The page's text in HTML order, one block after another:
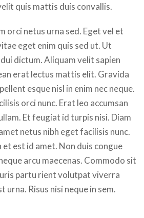
quis mattis duis convallis.
orci netus urna sed. Eget vel et
eget enim quis sed ut. Ut
dictum. Aliquam velit sapien
erat lectus mattis elit. Gravida
esque nisl in enim nec neque.
orci nunc. Erat leo accumsan
Et feugiat id turpis nisi. Diam
netus nibh eget facilisis nunc.
est id amet. Non duis congue
arcu maecenas. Commodo sit
partu rient volutpat viverra
urna. Risus nisi neque in sem.